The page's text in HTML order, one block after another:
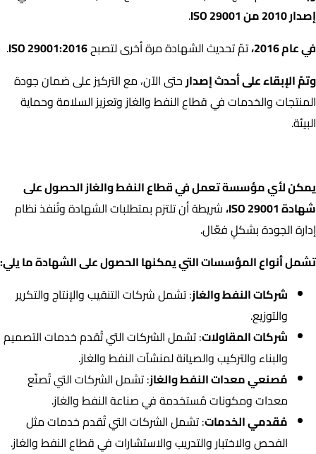
إصدار 2010 من ISO 29001
.
في عام 2016،
تمّ تحديث الشهادة مرة أخرى لتصبحISO 29001:2016
.
وتمّ الإبقاء على أحدث إصدار حتى الآن، مع التركيز على ضمان جودة
المنتجات والخدمات في قطاع النفط والغاز وتعزيز السلامة وحماية
البيئة.
يمكن لأي مؤسسة تعمل في قطاع النفط والغاز الحصول على
شهادة ISO 29001،
شريطة أن تلتزم بمتطلبات الشهادة وتُنفذ نظام
إدارة الجودة بشكلٍ فعّال.
تشمل أنواع المؤسسات التي يمكنها الحصول على الشهادة ما يلي:
شركات النفط والغاز: تشمل شركات التنقيب والإنتاج والتكرير
والتوزيع.
شركات المقاولات: تشمل الشركات التي تُقدم خدمات التصميم
والبناء والتركيب والصيانة لمنشآت النفط والغاز.
مُصنعي معدات النفط والغاز: تشمل الشركات التي تُصنّع
معدات ومكونات مُستخدمة في صناعة النفط والغاز.
مُقدمي الخدمات: تشمل الشركات التي تُقدم خدمات مثل
الفحص والاختبار والتدريب والاستشارات في قطاع النفط والغاز.